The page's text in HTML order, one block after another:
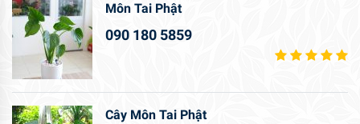
Môn Tai Phật
090 180 5859
Cây Môn Tai Phật